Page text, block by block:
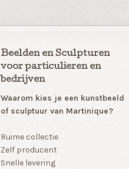
Beelden en Sculpturen
voor particulieren en
bedrijven
Waarom kies je een kunstbeeld
of sculptuur van Martinique?
Ruime collectie
Zelf producent
Snelle levering